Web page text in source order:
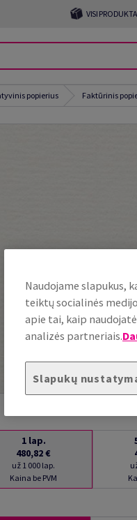
VISI
popierius Faktūrinis
1 lap.
480,82 €
už 1 000 lap.
Kaina be PVM
Naudojame slapukus,
teiktų socialinės
apie tai, kaip
analizės partneriais.
Slapukų